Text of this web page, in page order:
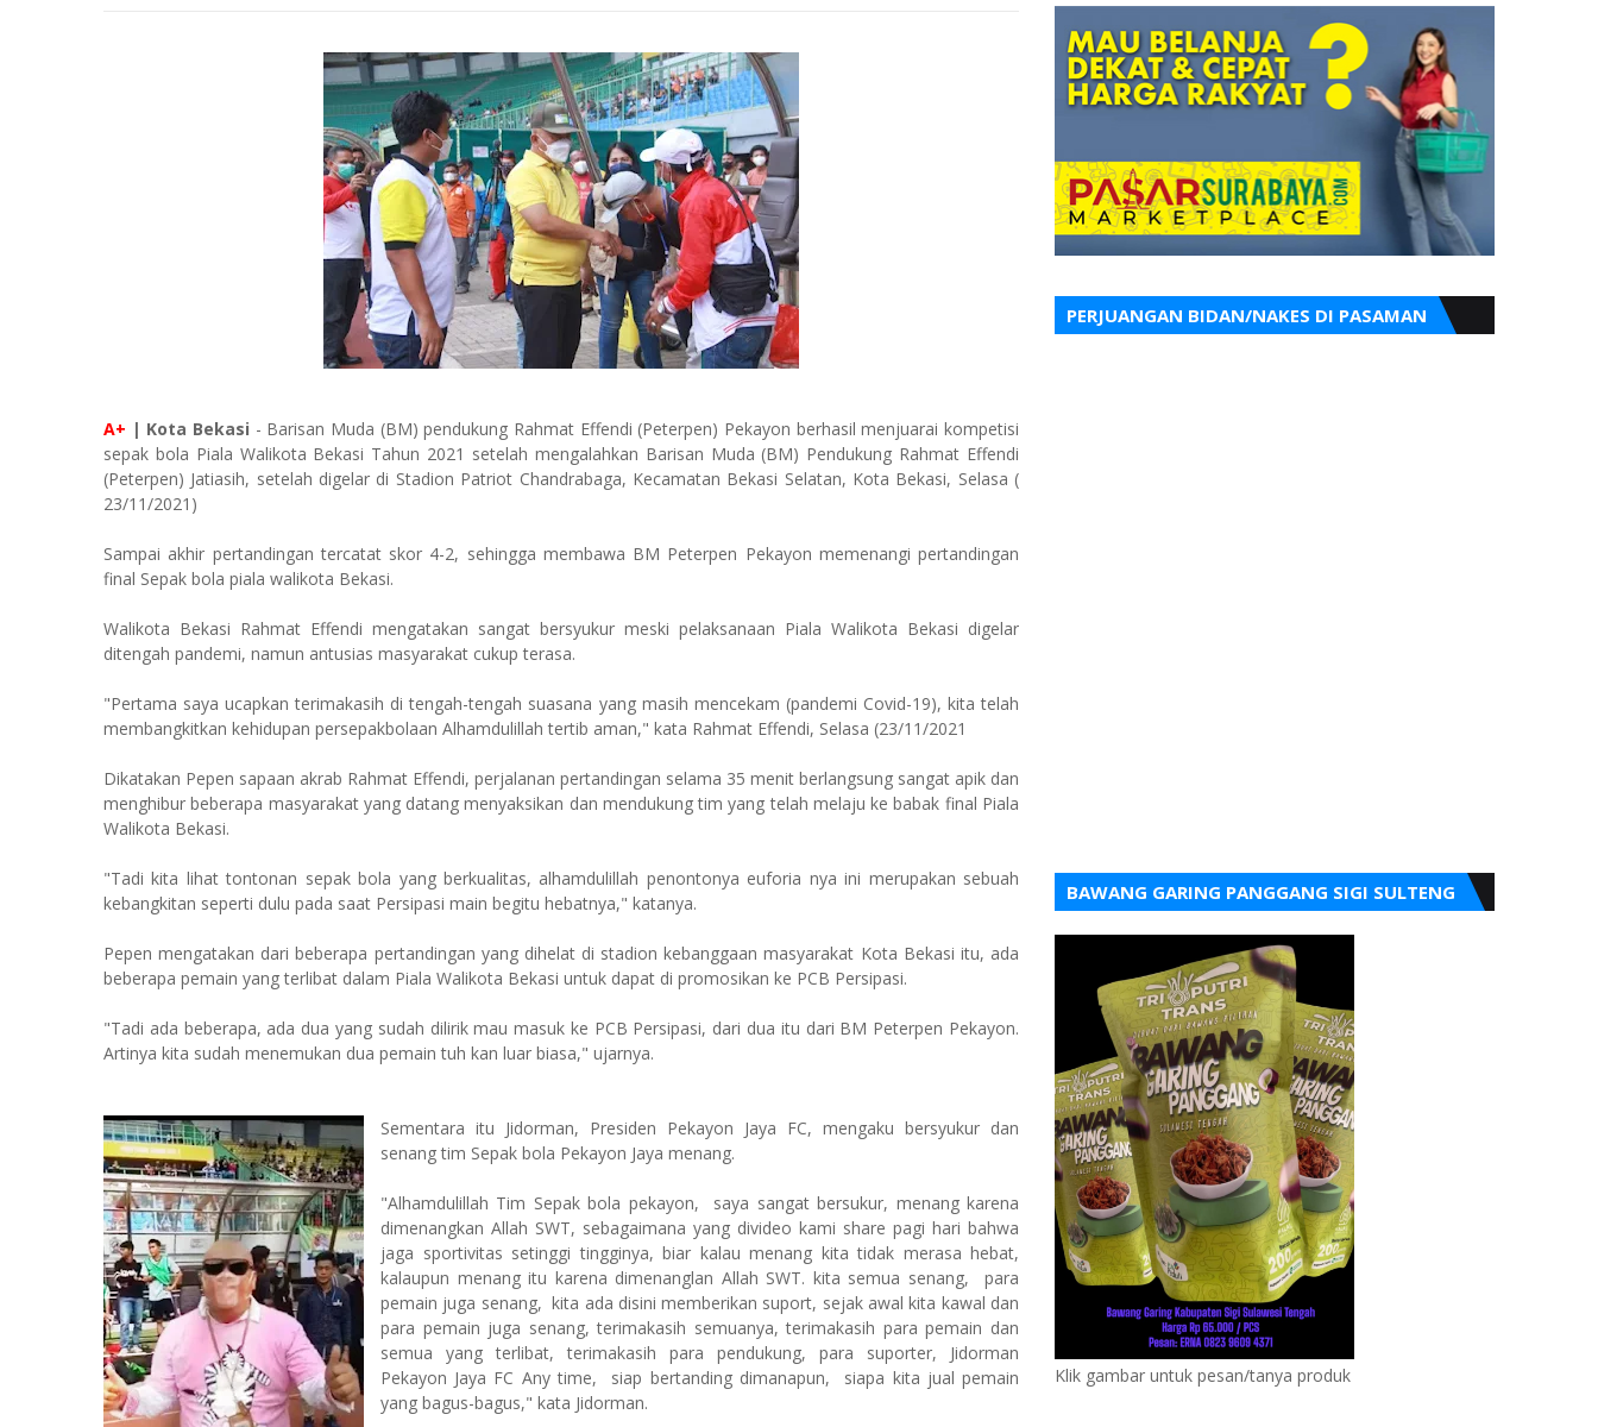
A+ | Kota Bekasi - Barisan Muda (BM) pendukung Rahmat Effendi (Peterpen) Pekayon berhasil menjuarai kompetisi
sepak bola Piala Walikota Bekasi Tahun 2021 setelah mengalahkan Barisan Muda (BM) Pendukung Rahmat Effendi
(Peterpen) Jatiasih, setelah digelar di Stadion Patriot Chandrabaga, Kecamatan Bekasi Selatan, Kota Bekasi, Selasa (
23/11/2021)
Sampai akhir pertandingan tercatat skor 4-2, sehingga membawa BM Peterpen Pekayon memenangi pertandingan
final Sepak bola piala walikota Bekasi.
Walikota Bekasi Rahmat Effendi mengatakan sangat bersyukur meski pelaksanaan Piala Walikota Bekasi digelar
ditengah pandemi, namun antusias masyarakat cukup terasa.
"Pertama saya ucapkan terimakasih di tengah-tengah suasana yang masih mencekam (pandemi Covid-19), kita telah
membangkitkan kehidupan persepakbolaan Alhamdulillah tertib aman," kata Rahmat Effendi, Selasa (23/11/2021
Dikatakan Pepen sapaan akrab Rahmat Effendi, perjalanan pertandingan selama 35 menit berlangsung sangat apik dan
menghibur beberapa masyarakat yang datang menyaksikan dan mendukung tim yang telah melaju ke babak final Piala
Walikota Bekasi.
"Tadi kita lihat tontonan sepak bola yang berkualitas, alhamdulillah penontonya euforia nya ini merupakan sebuah
kebangkitan seperti dulu pada saat Persipasi main begitu hebatnya," katanya.
Pepen mengatakan dari beberapa pertandingan yang dihelat di stadion kebanggaan masyarakat Kota Bekasi itu, ada
beberapa pemain yang terlibat dalam Piala Walikota Bekasi untuk dapat di promosikan ke PCB Persipasi.
"Tadi ada beberapa, ada dua yang sudah dilirik mau masuk ke PCB Persipasi, dari dua itu dari BM Peterpen Pekayon.
Artinya kita sudah menemukan dua pemain tuh kan luar biasa," ujarnya.
Sementara itu Jidorman, Presiden Pekayon Jaya FC, mengaku bersyukur dan
senang tim Sepak bola Pekayon Jaya menang.
"Alhamdulillah Tim Sepak bola pekayon, saya sangat bersukur, menang karena
dimenangkan Allah SWT, sebagaimana yang divideo kami share pagi hari bahwa
jaga sportivitas setinggi tingginya, biar kalau menang kita tidak merasa hebat,
kalaupun menang itu karena dimenanglan Allah SWT. kita semua senang, para
pemain juga senang, kita ada disini memberikan suport, sejak awal kita kawal dan
para pemain juga senang, terimakasih semuanya, terimakasih para pemain dan
semua yang terlibat, terimakasih para pendukung, para suporter, Jidorman
Pekayon Jaya FC Any time, siap bertanding dimanapun, siapa kita jual pemain
yang bagus-bagus," kata Jidorman.
PERJUANGAN BIDAN/NAKES DI PASAMAN
BAWANG GARING PANGGANG SIGI SULTENG
Klik gambar untuk pesan/tanya produk